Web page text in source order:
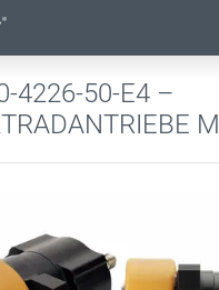
4226-50-E4 –